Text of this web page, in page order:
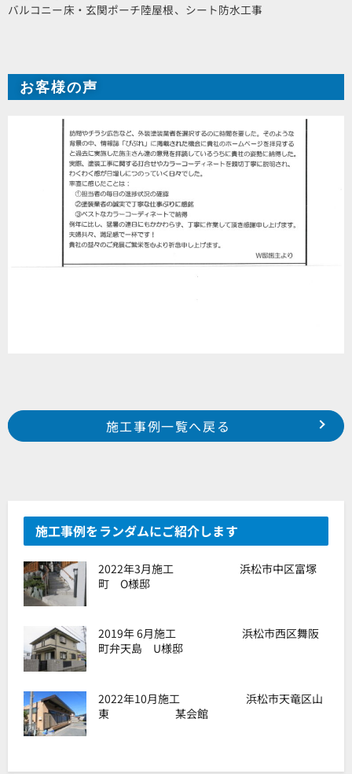
バルコニー床・玄関ポーチ陸屋根、シート防水工事
お客様の声
Prev 施工事例一覧へ戻る
施工事例をランダムにご紹介します
2022年3月施工 浜松市中区富塚
町 O様邸
2019年 6月施工 浜松市西区舞阪
町弁天島 U様邸
2022年10月施工 浜松市天竜区山
東 某会館